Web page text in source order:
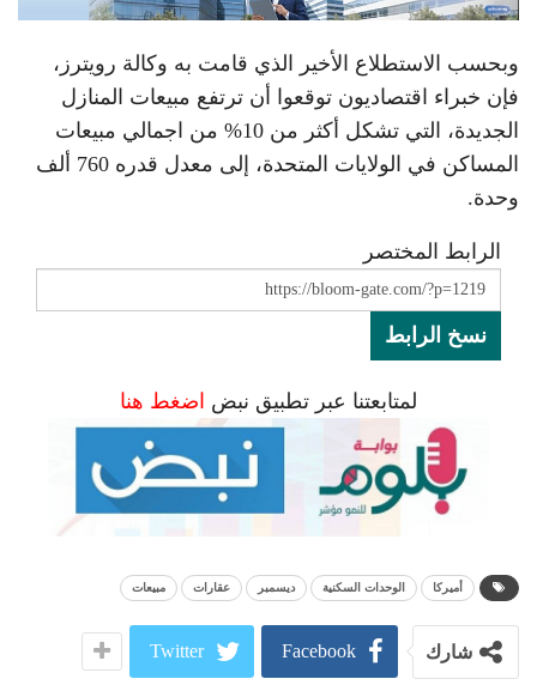
وبحسب الاستطلاع الأخير الذي قامت به وكالة رويترز،
فإن خبراء اقتصاديون توقعوا أن ترتفع مبيعات المنازل
الجديدة، التي تشكل أكثر من 10% من اجمالي مبيعات
المساكن في الولايات المتحدة، إلى معدل قدره 760 ألف
وحدة.
الرابط المختصر
نسخ الرابط
لمتابعتنا عبر تطبيق نبض اضغط هنا
أميركا الوحدات السكنية ديسمبر عقارات مبيعات
شارك Facebook
Twitter